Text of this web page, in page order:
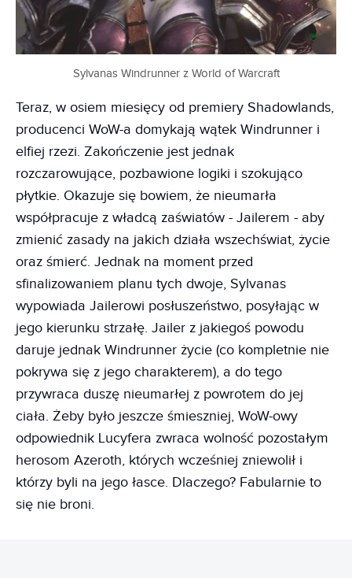
Sylvanas Windrunner z World of Warcraft
Teraz, w osiem miesięcy od premiery Shadowlands,
producenci WoW-a domykają wątek Windrunner i
elfiej rzezi. Zakończenie jest jednak
rozczarowujące, pozbawione logiki i szokująco
płytkie. Okazuje się bowiem, że nieumarła
współpracuje z władcą zaświatów - Jailerem - aby
zmienić zasady na jakich działa wszechświat, życie
oraz śmierć. Jednak na moment przed
sfinalizowaniem planu tych dwoje, Sylvanas
wypowiada Jailerowi posłuszeństwo, posyłając w
jego kierunku strzałę. Jailer z jakiegoś powodu
daruje jednak Windrunner życie (co kompletnie nie
pokrywa się z jego charakterem), a do tego
przywraca duszę nieumarłej z powrotem do jej
ciała. Żeby było jeszcze śmieszniej, WoW-owy
odpowiednik Lucyfera zwraca wolność pozostałym
herosom Azeroth, których wcześniej zniewolił i
którzy byli na jego łasce. Dlaczego? Fabularnie to
się nie broni.